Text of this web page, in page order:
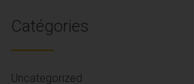
Catégories
Uncategorized